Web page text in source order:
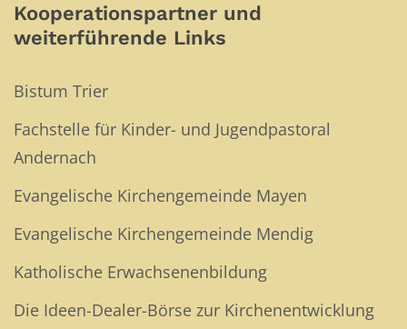
Kooperationspartner und
weiterführende Links
Bistum Trier
Fachstelle für Kinder- und Jugendpastoral
Andernach
Evangelische Kirchengemeinde Mayen
Evangelische Kirchengemeinde Mendig
Katholische Erwachsenenbildung
Die Ideen-Dealer-Börse zur Kirchenentwicklung